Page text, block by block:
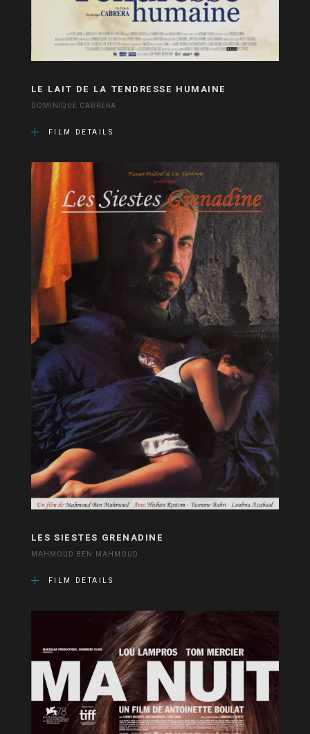
LE LAIT DE LA TENDRESSE HUMAINE
DOMINIQUE CABRERA
FILM DETAILS
LES SIESTES GRENADINE
MAHMOUD BEN MAHMOUD
FILM DETAILS